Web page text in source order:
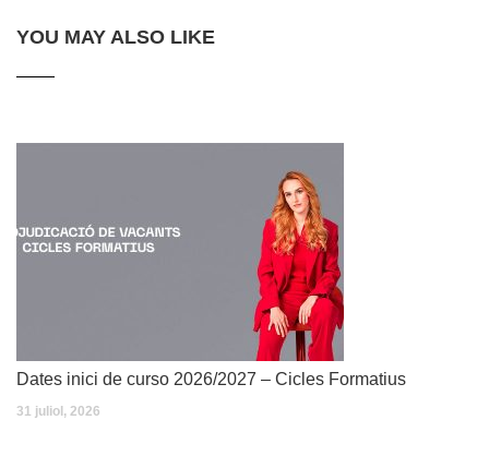
YOU MAY ALSO LIKE
Dates inici de curso 2026/2027 – Cicles Formatius
31 juliol, 2026